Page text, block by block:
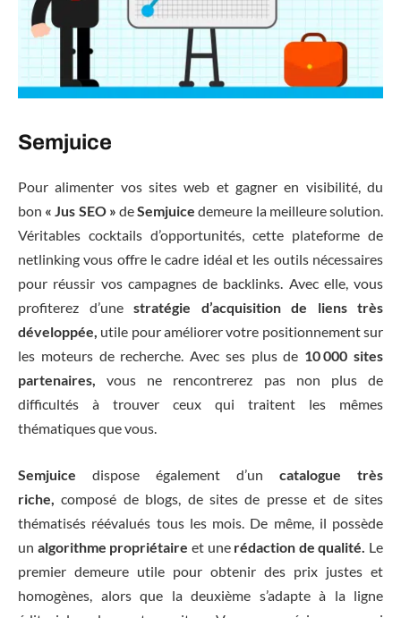
Semjuice
Pour alimenter vos sites web et gagner en visibilité, du
bon « Jus SEO » deSemjuice demeure la meilleure solution.
Véritables cocktails d’opportunités, cette plateforme de
netlinking vous offre le cadre idéal et les outils nécessaires
pour réussir vos campagnes de backlinks. Avec elle, vous
profiterez d’une stratégie d’acquisition de liens très
développée, utile pour améliorer votre positionnement sur
les moteurs de recherche. Avec ses plus de 10 000 sites
partenaires,vous ne rencontrerez pas non plus de
difficultés à trouver ceux qui traitent les mêmes
thématiques que vous.
Semjuice dispose également d’un catalogue très
riche,composé de blogs, de sites de presse et de sites
thématisés réévalués tous les mois. De même, il possède
un algorithme propriétaire et une rédaction de qualité. Le
premier demeure utile pour obtenir des prix justes et
homogènes, alors que la deuxième s’adapte à la ligne